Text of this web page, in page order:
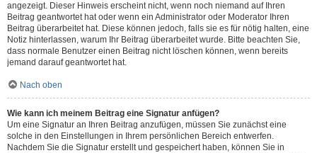
angezeigt. Dieser Hinweis erscheint nicht, wenn noch niemand auf Ihren
Beitrag geantwortet hat oder wenn ein Administrator oder Moderator Ihren
Beitrag überarbeitet hat. Diese können jedoch, falls sie es für nötig halten, eine
Notiz hinterlassen, warum Ihr Beitrag überarbeitet wurde. Bitte beachten Sie,
dass normale Benutzer einen Beitrag nicht löschen können, wenn bereits
jemand darauf geantwortet hat.
Nach oben
Wie kann ich meinem Beitrag eine Signatur anfügen?
Um eine Signatur an Ihren Beitrag anzufügen, müssen Sie zunächst eine
solche in den Einstellungen in Ihrem persönlichen Bereich entwerfen.
Nachdem Sie die Signatur erstellt und gespeichert haben, können Sie in